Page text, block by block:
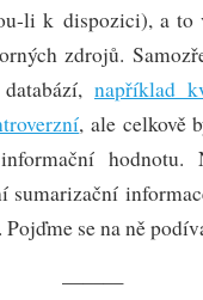
li k dispozici), a to
zdrojů.
například
, ale celkově
hodnotu.
sumarizační
se na ně
———